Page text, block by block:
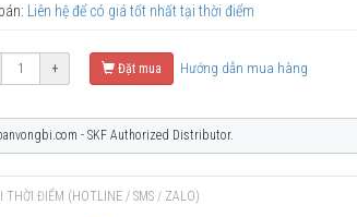
Liên hệ để có giá tốt nhất tại thời điểm
+ Đặt mua Hướng dẫn mua hàng
- SKF Authorized Distributor.
ĐIỂM (HOTLINE / SMS / ZALO)